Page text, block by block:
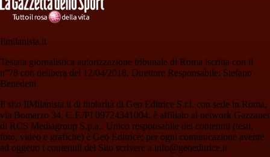
Ilmilanista.it
Testata giornalistica autorizzazione tribunale di Roma iscritta con il
n°78 con delibera del 12/04/2018. Direttore Responsabile: Stefano
Benedetti
Il sito IlMilanista.it di titolarità di Geo Editrice S.r.l. con sede in Roma,
via Bomarzo 34, C.F./PI 09724341004, è affiliato al network Gazzanet
di RCS Mediagroup S.p.a.. Unico responsabile dei contenuti (testi,
foto, video e grafiche) è Geo Editrice; per ogni comunicazione avente
ad oggetto i contenuti del Sito scrivere a info@geoeditrice.it